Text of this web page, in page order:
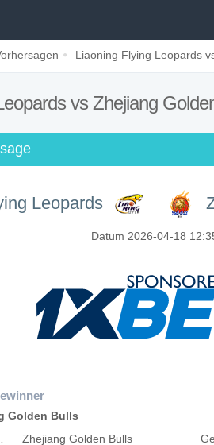
Liaoning Flying Leopards
vs Zhejiang
Leopards
Datum 2026-04-18
Golden Bulls
Zhejiang Golden Bulls